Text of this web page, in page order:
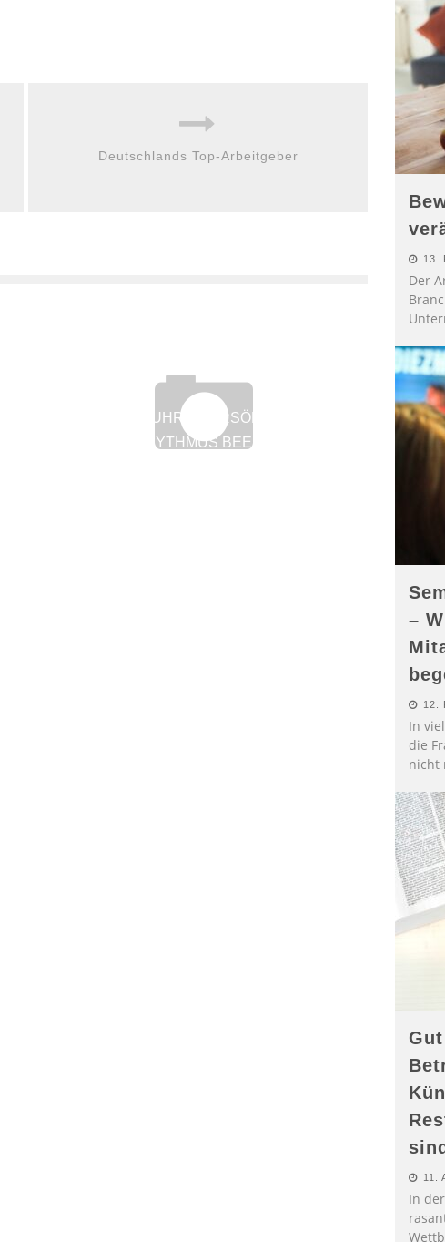
Deutschlands Top-Arbeitgeber
INNERE UHR – PERSÖNLICHER
TAGESRHYTHMUS BEEINFLUSST
13.
Der
–
12.
In
die
nicht
sind
11.
In